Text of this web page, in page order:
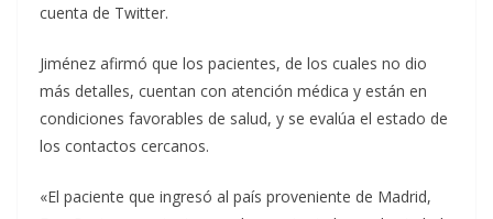
cuenta de Twitter.
Jiménez afirmó que los pacientes, de los cuales no dio
más detalles, cuentan con atención médica y están en
condiciones favorables de salud, y se evalúa el estado de
los contactos cercanos.
«El paciente que ingresó al país proveniente de Madrid,